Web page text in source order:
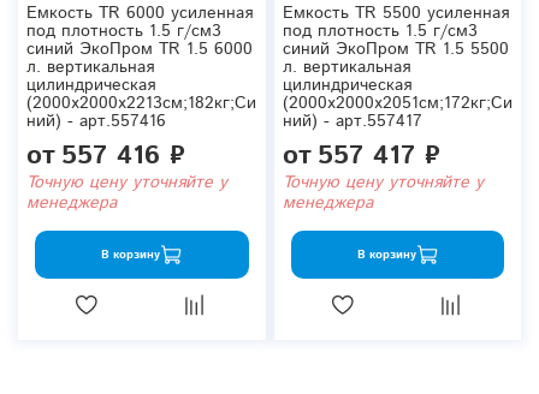
Емкость TR 6000 усиленная
под плотность 1.5 г/см3
синий ЭкоПром TR 1.5 6000
л. вертикальная
цилиндрическая
(2000x2000x2213см;182кг;Си
ний) - арт.557416
от557 416 ₽
Точную цену уточняйте у
менеджера
В корзину
Емкость TR 5500 усиленная
под плотность 1.5 г/см3
синий ЭкоПром TR 1.5 5500
л. вертикальная
цилиндрическая
(2000x2000x2051см;172кг;Си
ний) - арт.557417
от557 417 ₽
Точную цену уточняйте у
менеджера
В корзину